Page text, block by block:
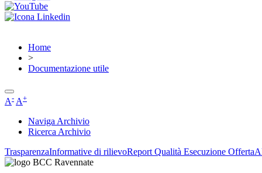
Home
>
Documentazione utile
A- A+
Naviga Archivio
Ricerca Archivio
TrasparenzaInformative di rilievoReport Qualità Esecuzione Offerta